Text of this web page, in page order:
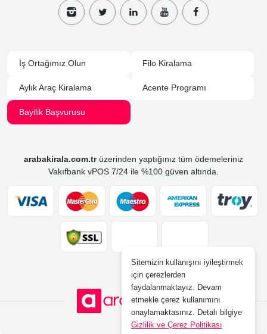
İş Ortağımız Olun Filo Kiralama
Aylık Araç Kiralama Acente Programı
Bayilik Başvurusu
arabakirala.com.trüzerinden yaptığınız tüm ödemeleriniz
Vakıfbank vPOS 7/24 ile %100 güven altında.
Sitemizin kullanışını iyileştirmek
için çerezlerden
faydalanmaktayız. Devam
etmekle çerez kullanımını
onaylamaktasınız. Detalı bilgiye
Gizlilik ve Çerez Politikası